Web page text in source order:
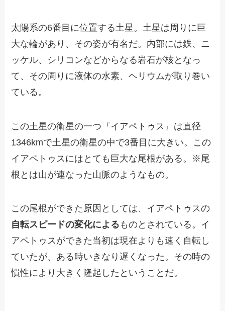
太陽系の6番目に位置する土星。土星は周りに巨
大な輪があり、その姿が有名だ。内部には鉄、ニ
ッケル、シリコンなどからなる岩石が核となっ
て、その周りに液体の水素、ヘリウムが取り巻い
ている。
この土星の衛星の一つ『イアペトゥス』は直径
1346kmで土星の衛星の中で3番目に大きい。この
イアペトゥスにはとても巨大な尾根がある。※尾
根とは山が連なった山脈のようなもの。
この尾根ができた原因としては、イアペトゥスの
自転スピードの変化による ものとされている。イ
アペトゥスができた当初は現在よりも速く自転し
ていたが、ある時いきなり遅くなった。その時の
慣性により大きく隆起したということだ。